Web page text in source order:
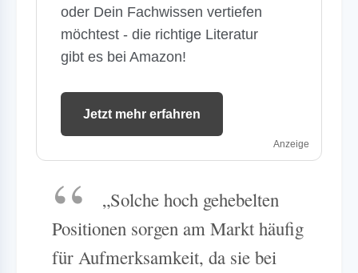
oder Dein Fachwissen vertiefen
möchtest - die richtige Literatur
gibt es bei Amazon!
Jetzt mehr erfahren
Anzeige
„Solche hoch gehebelten
Positionen sorgen am Markt häufig
für Aufmerksamkeit, da sie bei